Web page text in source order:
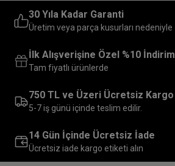
30 Yıla Kadar Garanti
Üretim veya parça kusurları nedeniyle
İlk Alışverişine Özel %10 İndirim
Tam fiyatlı ürünlerde
750 TL ve Üzeri Ücretsiz Kargo
5-7 iş günü içinde teslim edilir.
14 Gün İçinde Ücretsiz İade
Ücretsiz iade kargo etiketi alın